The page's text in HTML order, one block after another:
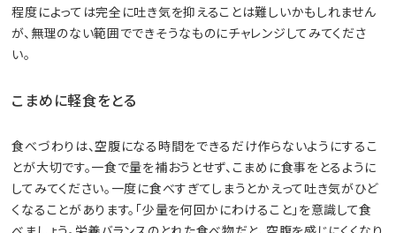
程度によっては完全に吐き気を抑えることは難しいかもしれません
が、無理のない範囲でできそうなものにチャレンジしてみてくださ
い。
こまめに軽食をとる
食べづわりは、空腹になる時間をできるだけ作らないようにするこ
とが大切です。一食で量を補おうとせず、こまめに食事をとるように
してみてください。一度に食べすぎてしまうとかえって吐き気がひど
くなることがあります。「少量を何回かにわけること」を意識して食